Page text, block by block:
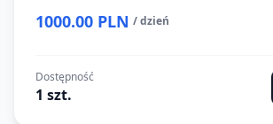
1000.00 PLN / dzień
Dostępność
1 szt.